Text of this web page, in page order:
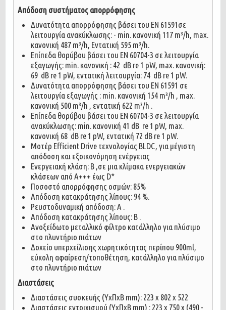
Απόδοση συστήματος απορρόφησης
Δυνατότητα απορρόφησης βάσει του EN 61591σε
λειτουργία ανακύκλωσης: - min. κανονική 117 m³/h, max.
κανονική 487 m³/h, Εντατική 595 m³/h.
Επίπεδα θορύβου βάσει του EN 60704-3 σε λειτουργία
εξαγωγής: min. κανονική : 42 dB re 1 pW, max. κανονική:
69 dB re 1 pW, εντατική λειτουργία: 74 dΒ re 1 pW.
Δυνατότητα απορρόφησης βάσει του EN 61591 σε
λειτουργία εξαγωγής : min. κανονική 154 m³/h , max.
κανονική 500 m³/h , εντατική 622 m³/h .
Επίπεδα θορύβου βάσει του EN 60704-3 σε λειτουργία
ανακύκλωσης: min. κανονική 41 dB re 1 pW, max.
κανονική 68 dB re 1 pW, εντατική 72 dB re 1 pW.
Μοτέρ Efficient Drive τεχνολογίας BLDC, για μέγιστη
απόδοση και εξοικονόμηση ενέργειας
Ενεργειακή κλάση: B ,σε μια κλίμακα ενεργειακών
κλάσεων από Α+++ έως D*
Ποσοστό απορρόφησης οσμών: 85%
Απόδοση κατακράτησης λίπους: 94 %.
Ρευστοδυναμική απόδοση: A .
Απόδοση κατακράτησης λίπους: B .
Ανοξείδωτο μεταλλικό φίλτρο κατάλληλο για πλύσιμο
στο πλυντήριο πιάτων
Δοχείο υπερχείλισης χωρητικότητας περίπου 900ml,
εύκολη αφαίρεση/τοποθέτηση, κατάλληλο για πλύσιμο
στο πλυντήριο πιάτων
Διαστάσεις
Διαστάσεις συσκευής (ΥxΠxΒ mm): 223 x 802 x 522
Διαστάσεις εντοιχισμού (ΥxΠxΒ mm) : 223 x 750 x (490 -